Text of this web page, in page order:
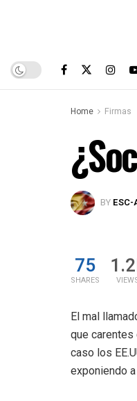
Home Firmas
BY
75
SHARES
El mal
que carentes
caso los
exponiendo